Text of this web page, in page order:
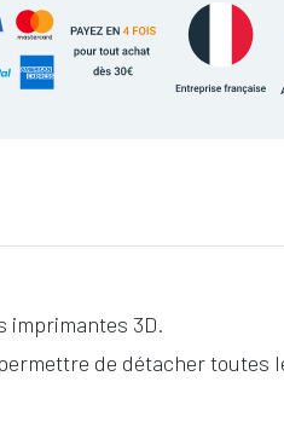
imprimantes 3D.
de détacher toutes